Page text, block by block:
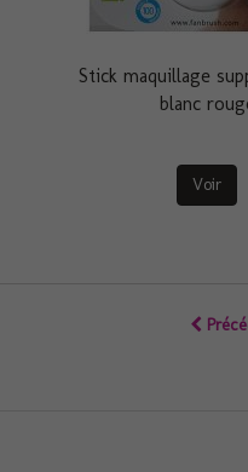
Stick maquillage
blanc
Voir